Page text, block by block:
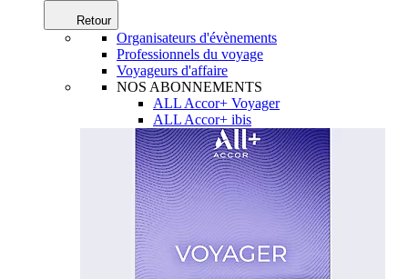
Retour
Organisateurs d'évènements
Professionnels du voyage
Voyageurs d'affaire
NOS ABONNEMENTS
ALL Accor+ Voyager
ALL Accor+ ibis